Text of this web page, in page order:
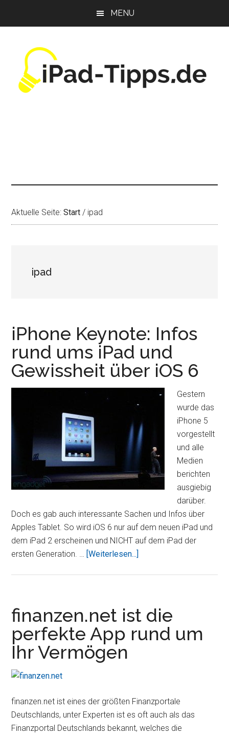
MENU
Aktuelle Seite:Start / ipad
ipad
iPhone Keynote: Infos
rund ums iPad und
Gewissheit über iOS 6
Gestern
wurde das
iPhone 5
vorgestellt
und alle
Medien
berichten
ausgiebig
darüber.
Doch es gab auch interessante Sachen und Infos über
Apples Tablet. So wird iOS 6 nur auf dem neuen iPad und
dem iPad 2 erscheinen und NICHT auf dem iPad der
ersten Generation. … [Weiterlesen...]
ums
iPad
und
finanzen.net ist die
perfekte App rund um
Ihr Vermögen
finanzen.net ist eines der größten Finanzportale
Deutschlands, unter Experten ist es oft auch als das
Finanzportal Deutschlands bekannt, welches die